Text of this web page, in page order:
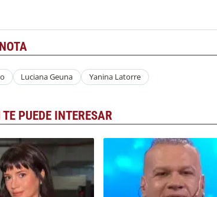
Luciana Geuna Yanina Latorre
PUEDE INTERESAR